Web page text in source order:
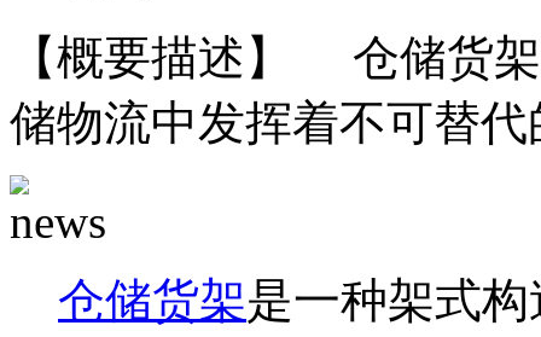
【概要描述】
仓储货架
储物流中发挥着不可替
仓储货架是一种架式